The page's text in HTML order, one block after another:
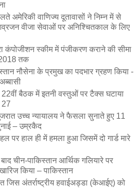
अमेरिकी वाणिज्य दूतावासों ने निम्न में से
वीजा सेवाओं पर अनिश्चितकाल के लिए
कंपोजीशन स्कीम में पंजीकरण कराने की सीमा
2018 तक
नौसेना के प्रमुख का पदभार ग्रहण किया -
बैठक में इतनी वस्तुओं पर टैक्स घटाया
27
उच्च न्यायालय ने फैसला सुनाते हुए 11
– उम्रकैद
पर हाल ही में हमला हुआ जिसमें दो गार्ड मारे
चीन-पाकिस्तान आर्थिक गलियारे पर
किया – पाकिस्तान
जिस अंतर्राष्ट्रीय हवाईअड्डा (केआईए) को